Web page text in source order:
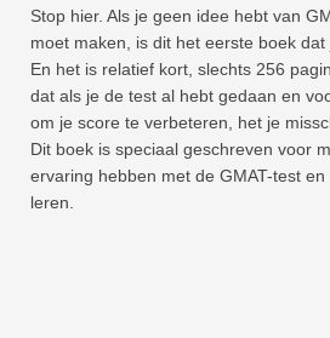
Stop hier. Als je geen idee hebt van
moet maken, is dit het eerste boek dat
En het is relatief kort, slechts 256
dat als je de test al hebt gedaan en
om je score te verbeteren, het je
Dit boek is speciaal geschreven voor
ervaring hebben met de GMAT-test
leren.